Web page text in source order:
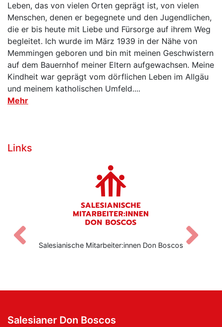
Leben, das von vielen Orten geprägt ist, von vielen
Menschen, denen er begegnete und den Jugendlichen,
die er bis heute mit Liebe und Fürsorge auf ihrem Weg
begleitet. Ich wurde im März 1939 in der Nähe von
Memmingen geboren und bin mit meinen Geschwistern
auf dem Bauernhof meiner Eltern aufgewachsen. Meine
Kindheit war geprägt vom dörflichen Leben im Allgäu
und meinem katholischen Umfeld....
Mehr
Links
Don Boscos Don Bosco Medien
Zurück
Salesianer Don Boscos